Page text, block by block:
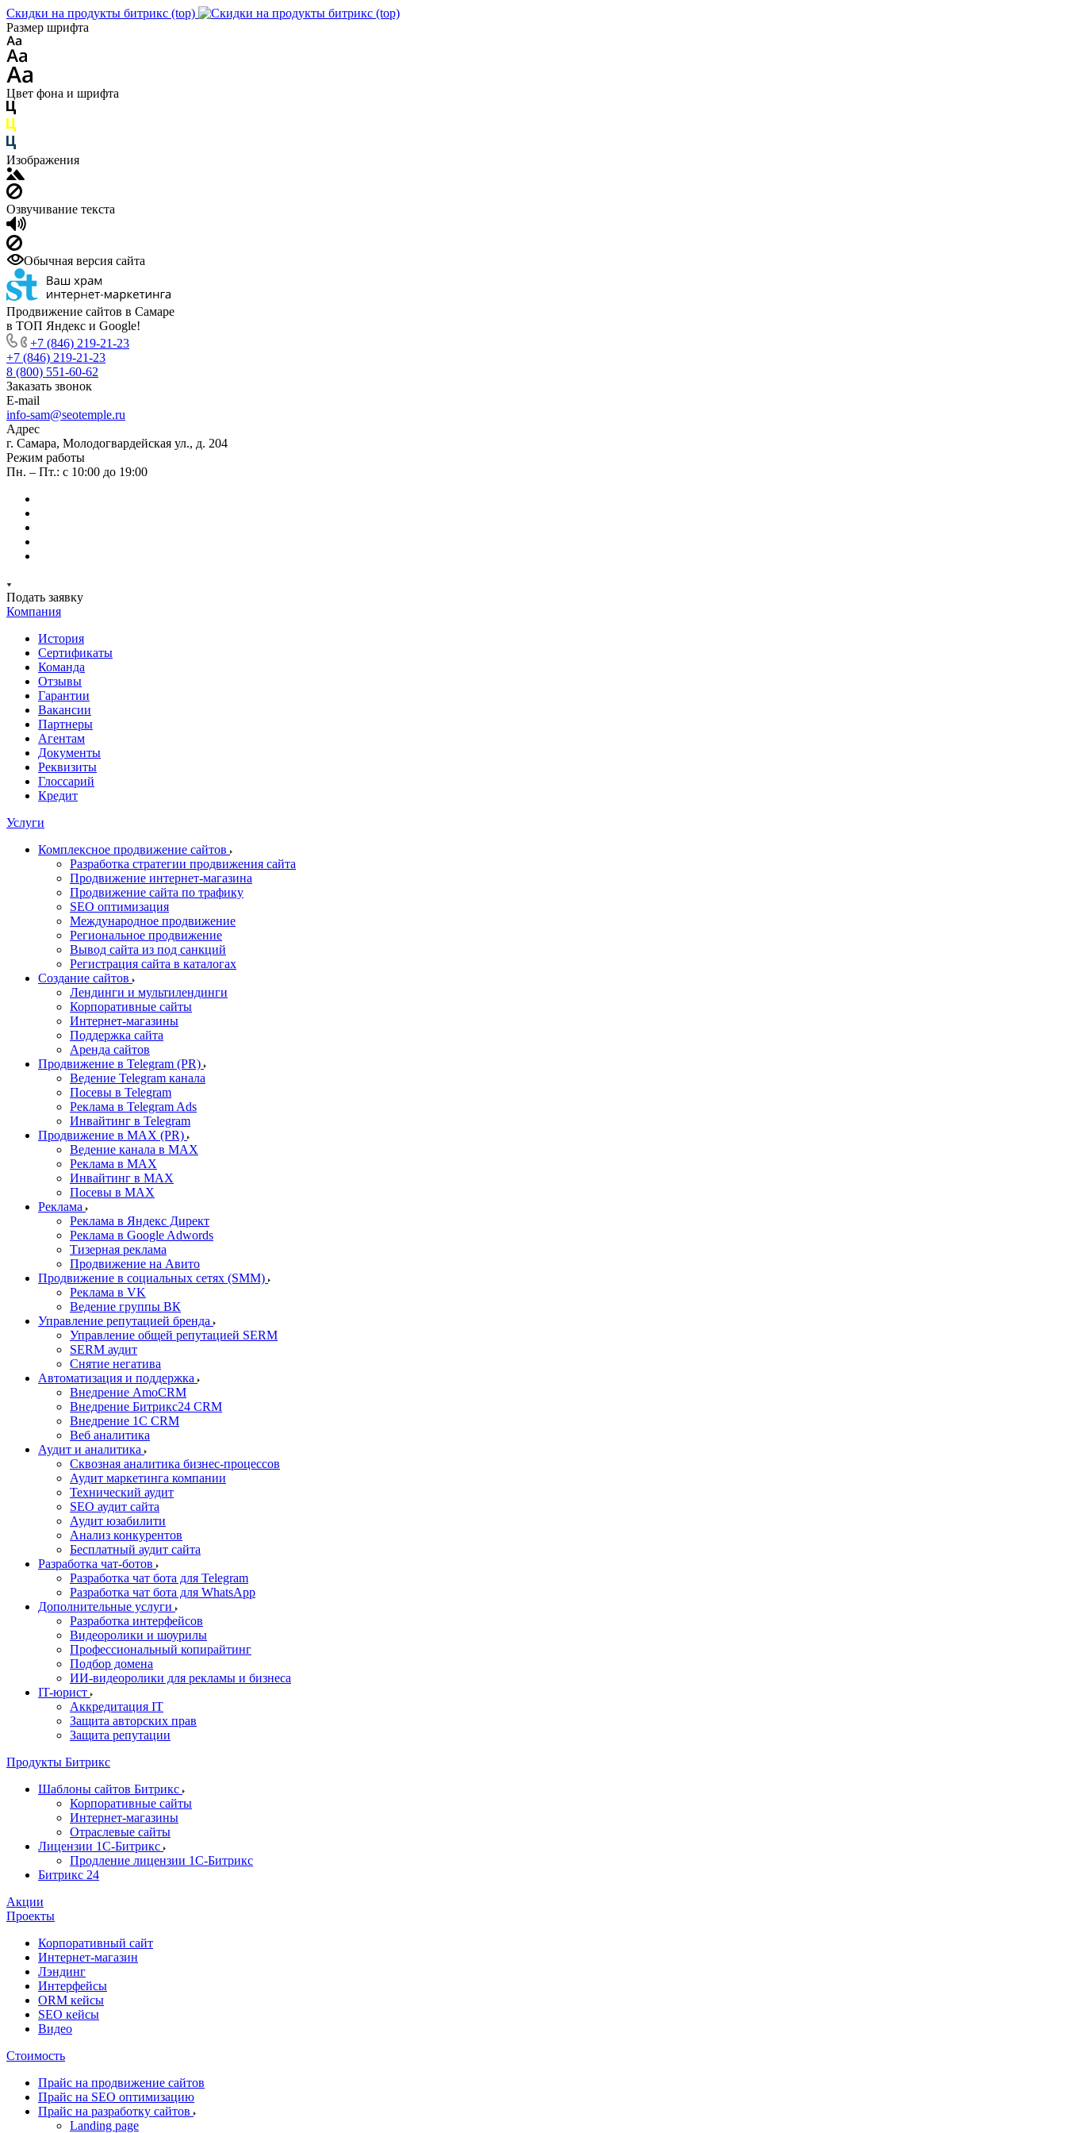
Скидки на продукты битрикс (top)
Размер шрифта
Цвет фона и шрифта
Изображения
Озвучивание текста
Обычная версия сайта
Продвижение сайтов в Самаре
в ТОП Яндекс и Google!
+7 (846) 219-21-23
+7 (846) 219-21-23
8 (800) 551-60-62
Заказать звонок
E-mail
info-sam@seotemple.ru
Адрес
г. Самара, Молодогвардейская ул., д. 204
Режим работы
Пн. – Пт.: с 10:00 до 19:00
Подать заявку
Компания
История
Сертификаты
Команда
Отзывы
Гарантии
Вакансии
Партнеры
Агентам
Документы
Реквизиты
Глоссарий
Кредит
Услуги
Комплексное продвижение сайтов
Разработка стратегии продвижения сайта
Продвижение интернет-магазина
Продвижение сайта по трафику
SEO оптимизация
Международное продвижение
Региональное продвижение
Вывод сайта из под санкций
Регистрация сайта в каталогах
Создание сайтов
Лендинги и мультилендинги
Корпоративные сайты
Интернет-магазины
Поддержка сайта
Аренда сайтов
Продвижение в Telegram (PR)
Ведение Telegram канала
Посевы в Telegram
Реклама в Telegram Ads
Инвайтинг в Telegram
Продвижение в MAX (PR)
Ведение канала в MAX
Реклама в MAX
Инвайтинг в MAX
Посевы в MAX
Реклама
Реклама в Яндекс Директ
Реклама в Google Adwords
Тизерная реклама
Продвижение на Авито
Продвижение в социальных сетях (SMM)
Реклама в VK
Ведение группы ВК
Управление репутацией бренда
Управление общей репутацией SERM
SERM аудит
Снятие негатива
Автоматизация и поддержка
Внедрение AmoCRM
Внедрение Битрикс24 CRM
Внедрение 1C CRM
Веб аналитика
Аудит и аналитика
Сквозная аналитика бизнес-процессов
Аудит маркетинга компании
Технический аудит
SEO аудит сайта
Аудит юзабилити
Анализ конкурентов
Бесплатный аудит сайта
Разработка чат-ботов
Разработка чат бота для Telegram
Разработка чат бота для WhatsApp
Дополнительные услуги
Разработка интерфейсов
Видеоролики и шоурилы
Профессиональный копирайтинг
Подбор домена
ИИ-видеоролики для рекламы и бизнеса
IT-юрист
Аккредитация IT
Защита авторских прав
Защита репутации
Продукты Битрикс
Шаблоны сайтов Битрикс
Корпоративные сайты
Интернет-магазины
Отраслевые сайты
Лицензии 1С-Битрикс
Продление лицензии 1С-Битрикс
Битрикс 24
Акции
Проекты
Корпоративный сайт
Интернет-магазин
Лэндинг
Интерфейсы
ORM кейсы
SEO кейсы
Видео
Стоимость
Прайс на продвижение сайтов
Прайс на SEO оптимизацию
Прайс на разработку сайтов
Landing page